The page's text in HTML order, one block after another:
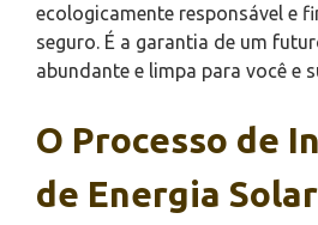
ecologicamente responsável e
seguro. É a garantia de um
abundante e limpa para você e
O Processo de
de Energia